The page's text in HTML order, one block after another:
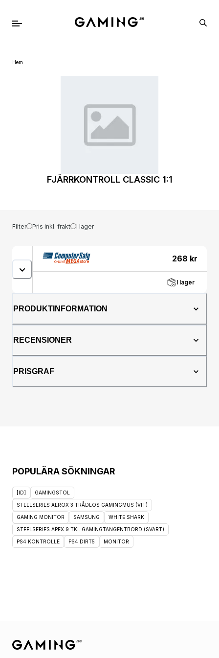
Hem
FJÄRRKONTROLL CLASSIC 1:1
Filter Pris inkl. frakt I lager
268 kr
I lager
PRODUKTINFORMATION
RECENSIONER
PRISGRAF
POPULÄRA SÖKNINGAR
[ID] GAMINGSTOL
STEELSERIES AEROX 3 TRÅDLÖS GAMINGMUS (VIT)
GAMING MONITOR SAMSUNG WHITE SHARK
STEELSERIES APEX 9 TKL GAMINGTANGENTBORD (SVART)
PS4 KONTROLLE PS4 DIRT5 MONITOR